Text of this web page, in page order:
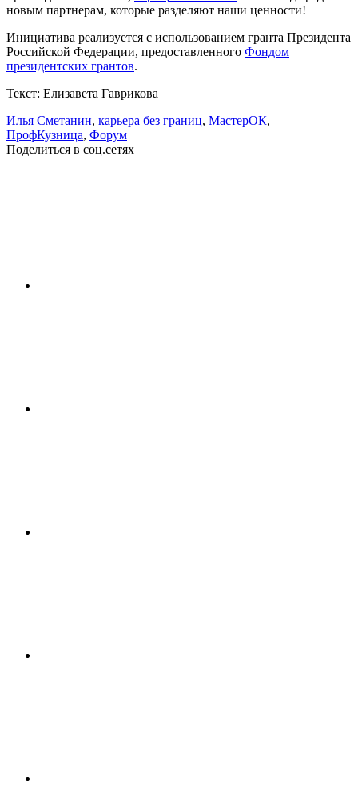
новым партнерам, которые разделяют наши ценности!
Инициатива реализуется с использованием гранта Президента
Российской Федерации, предоставленного Фондом
президентских грантов.
Текст: Елизавета Гаврикова
Илья Сметанин, карьера без границ, МастерОК,
ПрофКузница, Форум
Поделиться в соц.сетях